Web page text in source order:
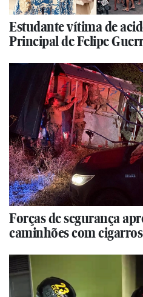
Estudante vítima de
Principal de Felipe
Forças de segurança
caminhões com